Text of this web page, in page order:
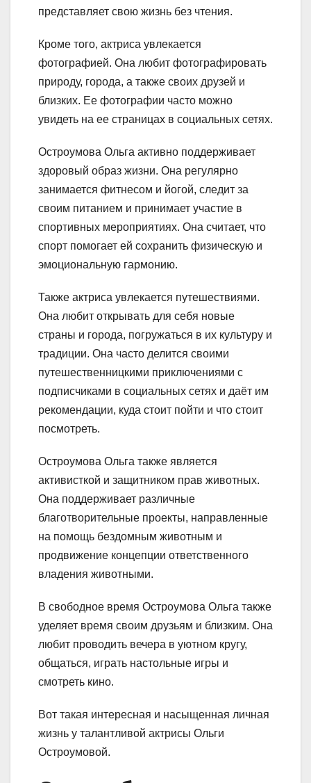
представляет свою жизнь без чтения.
Кроме того, актриса увлекается
фотографией. Она любит фотографировать
природу, города, а также своих друзей и
близких. Ее фотографии часто можно
увидеть на ее страницах в социальных сетях.
Остроумова Ольга активно поддерживает
здоровый образ жизни. Она регулярно
занимается фитнесом и йогой, следит за
своим питанием и принимает участие в
спортивных мероприятиях. Она считает, что
спорт помогает ей сохранить физическую и
эмоциональную гармонию.
Также актриса увлекается путешествиями.
Она любит открывать для себя новые
страны и города, погружаться в их культуру и
традиции. Она часто делится своими
путешественницкими приключениями с
подписчиками в социальных сетях и даёт им
рекомендации, куда стоит пойти и что стоит
посмотреть.
Остроумова Ольга также является
активисткой и защитником прав животных.
Она поддерживает различные
благотворительные проекты, направленные
на помощь бездомным животным и
продвижение концепции ответственного
владения животными.
В свободное время Остроумова Ольга также
уделяет время своим друзьям и близким. Она
любит проводить вечера в уютном кругу,
общаться, играть настольные игры и
смотреть кино.
Вот такая интересная и насыщенная личная
жизнь у талантливой актрисы Ольги
Остроумовой.